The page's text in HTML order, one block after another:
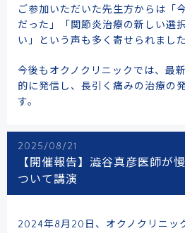
ご参加いただいた先生方からは「
だった」「関節炎治療の新しい選
い」という声も多く寄せられました
今後もオクノクリニックでは、最
的に発信し、長引く痛みの治療の
す。
2025/08/21
【開催報告】澁谷真彦医師が
ついて講演
2024年8月20日、オクノクリニッ